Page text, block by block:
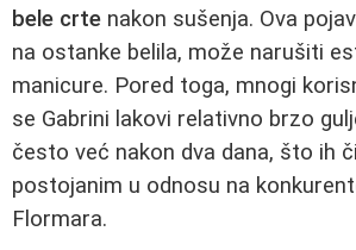
bele crte nakon sušenja. Ova
na ostanke belila, može narušiti
manicure. Pored toga, mnogi
se Gabrini lakovi relativno brzo
često već nakon dva dana, što ih
postojanim u odnosu na
Flormara.